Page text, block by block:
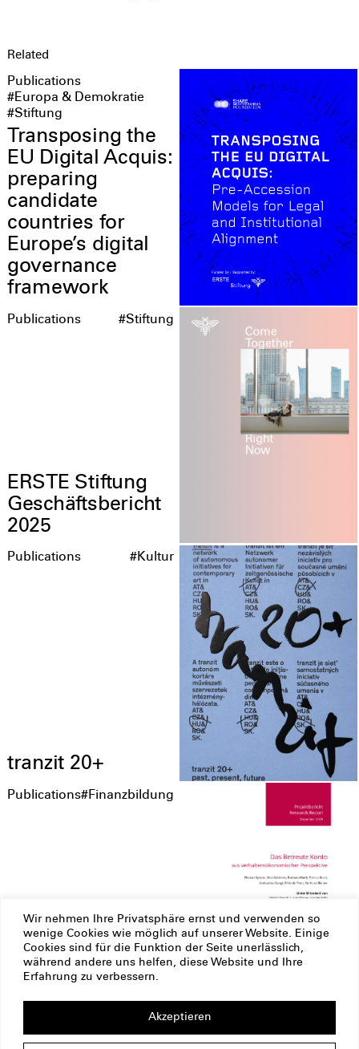
Wir nehmen Ihre Privatsphäre ernst und verwenden so
wenige Cookies wie möglich auf unserer Website. Einige
Cookies sind für die Funktion der Seite unerlässlich,
während andere uns helfen, diese Website und Ihre
Erfahrung zu verbessern.
Akzeptieren
Related
Publications
#Europa & Demokratie
#Stiftung
Transposing the
EU Digital Acquis:
preparing
candidate
countries for
Europe’s digital
governance
framework
Publications #Stiftung
ERSTE Stiftung
Geschäftsbericht
2025
Publications #Kultur
tranzit 20+
Publications#Finanzbildung
Das Betreute
Konto aus
verhaltensökonomischer
Perspektive
ERSTE Stiftung
Impressum